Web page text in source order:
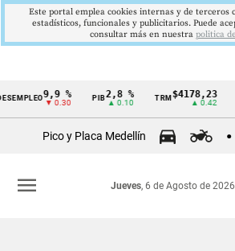
Cintillo
Colombia
9,9 %
▼ 0.30
PIB2,8 %
▲ 0.10
TRM$4178,23
▲ 0.42
Pico y Placa Medellín
Jueves, 6 de Agosto de 2026
menu
Este portal emplea cookies internas y de terceros
estadísticos, funcionales y publicitarios. Puede
consultar más en nuestra politica